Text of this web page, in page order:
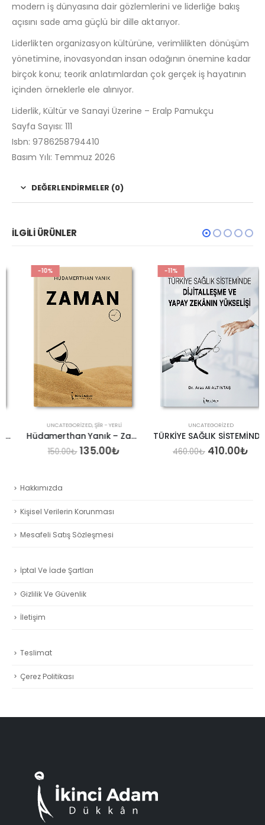
modern iş dünyasına dair gözlemlerini ve liderliğe bakış
açısını sade ama güçlü bir dille aktarıyor.
Liderlikten organizasyon kültürüne, verimlilikten dönüşüm
yönetimine, inovasyondan insan odağının önemine kadar
birçok konu; teorik anlatımlardan çok gerçek iş hayatının
içinden örneklerle ele alınıyor.
Liderlik, Kültür ve Sanayi Üzerine – Eralp Pamukçu
Sayfa Sayısı: 111
Isbn: 9786258794410
Basım Yılı: Temmuz 2026
DEĞERLENDIRMELER (0)
İLGILI ÜRÜNLER
-10%
UNCATEGORIZED,ŞIIR - YERLI
Hüdamerthan Yanık – Zaman – Şiir – 2024
150.00₺Orijinal
135.00₺Şu
UNCATEGORIZED
TÜRKİYE SAĞLIK SİSTEMİNDE DİJİTALLEŞME VE YAPAY ZEKÂNIN YÜKSELİŞİ – DR. ARAS ALİ ALTINTAŞ
460.00₺Orijinal
410.00₺Şu
Hakkımızda
Kişisel Verilerin Korunması
Mesafeli Satış Sözleşmesi
İptal Ve İade Şartları
Gizlilik Ve Güvenlik
İletişim
Teslimat
Çerez Politikası